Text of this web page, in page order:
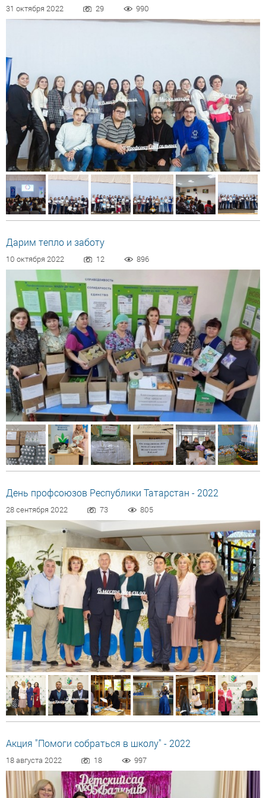
31 октября 2022 29 990
Дарим тепло и заботу
10 октября 2022 12 896
День профсоюзов Республики Татарстан - 2022
28 сентября 2022 73 805
Акция "Помоги собраться в школу" - 2022
18 августа 2022 18 997